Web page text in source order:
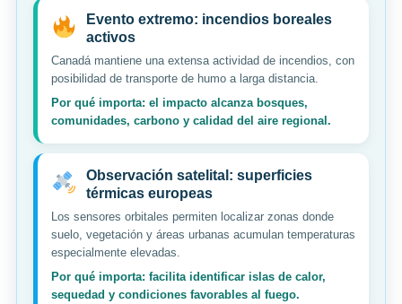
Evento extremo: incendios boreales
activos
Canadá mantiene una extensa actividad de incendios, con
posibilidad de transporte de humo a larga distancia.
Por qué importa: el impacto alcanza bosques,
comunidades, carbono y calidad del aire regional.
Observación satelital: superficies
térmicas europeas
Los sensores orbitales permiten localizar zonas donde
suelo, vegetación y áreas urbanas acumulan temperaturas
especialmente elevadas.
Por qué importa: facilita identificar islas de calor,
sequedad y condiciones favorables al fuego.